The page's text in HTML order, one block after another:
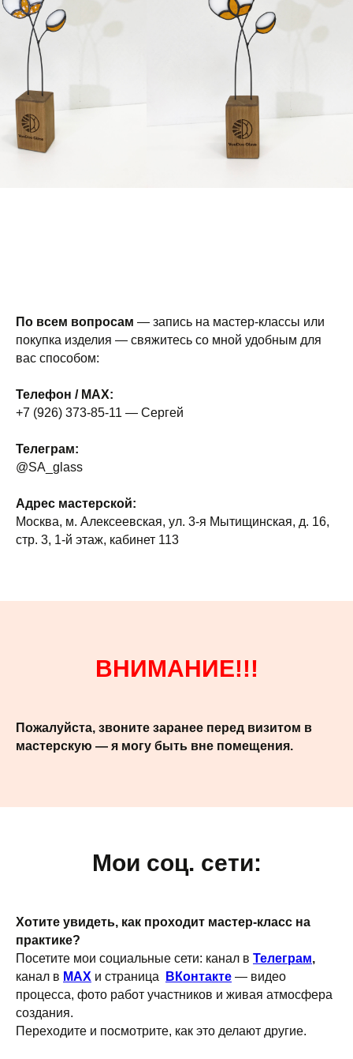
По всем вопросам — запись на мастер-классы или
покупка изделия — свяжитесь со мной удобным для
вас способом:
Телефон / MAX:
+7 (926) 373-85-11 — Сергей
Телеграм:
@SA_glass
Адрес мастерской:
Москва, м. Алексеевская, ул. 3-я Мытищинская, д. 16,
стр. 3, 1-й этаж, кабинет 113
ВНИМАНИЕ!!!
Пожалуйста, звоните заранее перед визитом в
мастерскую — я могу быть вне помещения.
Мои соц. сети:
Хотите увидеть, как проходит мастер-класс на
практике?
Посетите мои социальные сети: канал в Телеграм,
канал в MAX и страница ВКонтакте — видео
процесса, фото работ участников и живая атмосфера
создания.
Переходите и посмотрите, как это делают другие.